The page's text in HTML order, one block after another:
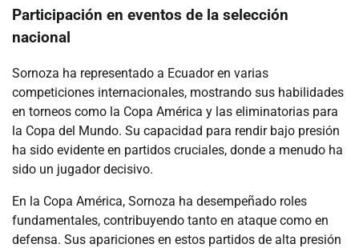
Participación en eventos de la selección
nacional
Sornoza ha representado a Ecuador en varias
competiciones internacionales, mostrando sus habilidades
en torneos como la Copa América y las eliminatorias para
la Copa del Mundo. Su capacidad para rendir bajo presión
ha sido evidente en partidos cruciales, donde a menudo ha
sido un jugador decisivo.
En la Copa América, Sornoza ha desempeñado roles
fundamentales, contribuyendo tanto en ataque como en
defensa. Sus apariciones en estos partidos de alta presión